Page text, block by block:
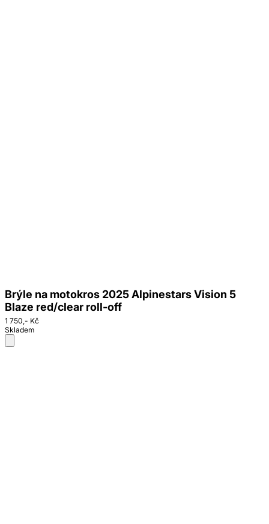
Brýle na motokros 2025 Alpinestars Vision 5
Blaze red/clear roll-off
1 750,- Kč
Skladem